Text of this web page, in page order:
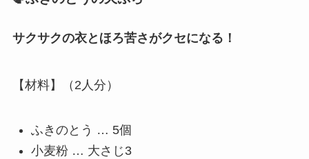
サクサクの衣とほろ苦さがクセになる！
【材料】（2人分）
ふきのとう … 5個
小麦粉 … 大さじ3